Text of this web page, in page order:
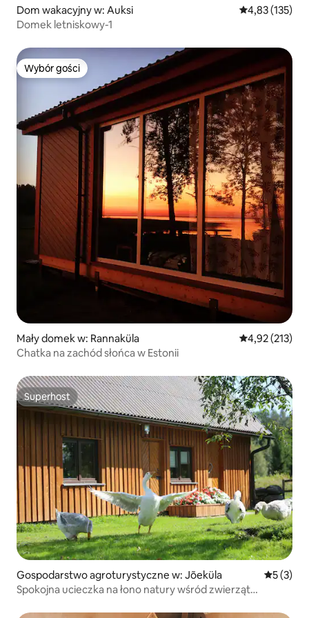
Dom wakacyjny w: Auksi Średnia
4,83 (135)
Domek letniskowy-1
Wybór gości
Wybór gości
Mały domek w: Rannaküla Średnia
4,92 (213)
Chatka na zachód słońca w Estonii
Superhost
Superhost
Gospodarstwo agroturystyczne w: Jõeküla Średnia
5 (3)
Spokojna ucieczka na łono natury wśród zwierząt